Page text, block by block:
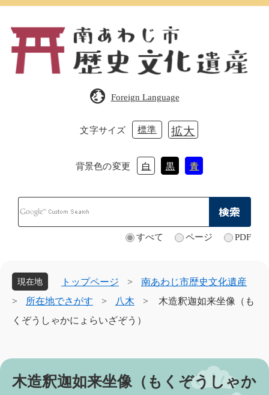
Foreign Language
文字サイズ 標準 拡大
背景色の変更 白 黒 青
Google
カ
象
すべて ページ PDF
現在地 トップページ >
南あわじ市歴史文化遺産
>
所在地でさがす > 八木 >
木造釈迦如来坐像（も
くぞうしゃかにょらいざぞう）
本
木造釈迦如来坐像（もくぞうしゃか